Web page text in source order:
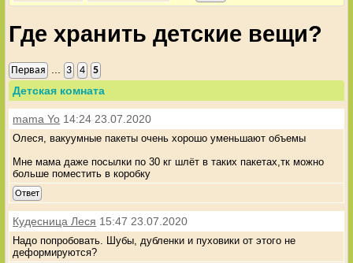
Где хранить детские вещи?
Первая 3 4 5
Детская комната
mama Yo 14:24 23.07.2020
Олеся, вакуумные пакеты очень хорошо уменьшают объемы
Мне мама даже посылки по 30 кг шлёт в таких пакетах,тк можно
больше поместить в коробку
Ответ
Кудесница Леся 15:47 23.07.2020
Надо попробовать. Шубы, дубленки и пуховики от этого не
деформируются?